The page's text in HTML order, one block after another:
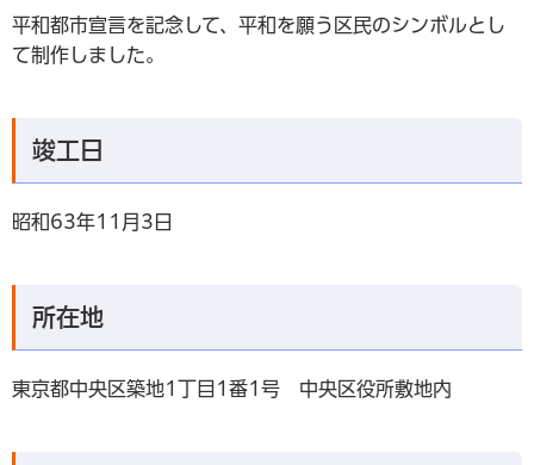
平和都市宣言を記念して、平和を願う区民のシンボルとし
て制作しました。
竣工日
昭和63年11月3日
所在地
東京都中央区築地1丁目1番1号 中央区役所敷地内